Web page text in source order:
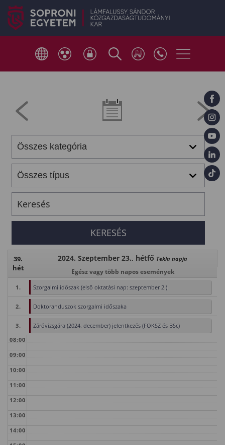
39.
hét
2024. Szeptember 23., hétfő Tekla napja
Egész vagy több napos események
1. Szorgalmi időszak (első oktatási nap: szeptember 2.)
2. Doktoranduszok szorgalmi időszaka
3.
Záróvizsgára (2024. december) jelentkezés (FOKSZ és BSc)
08:00
09:00
10:00
11:00
12:00
13:00
14:00